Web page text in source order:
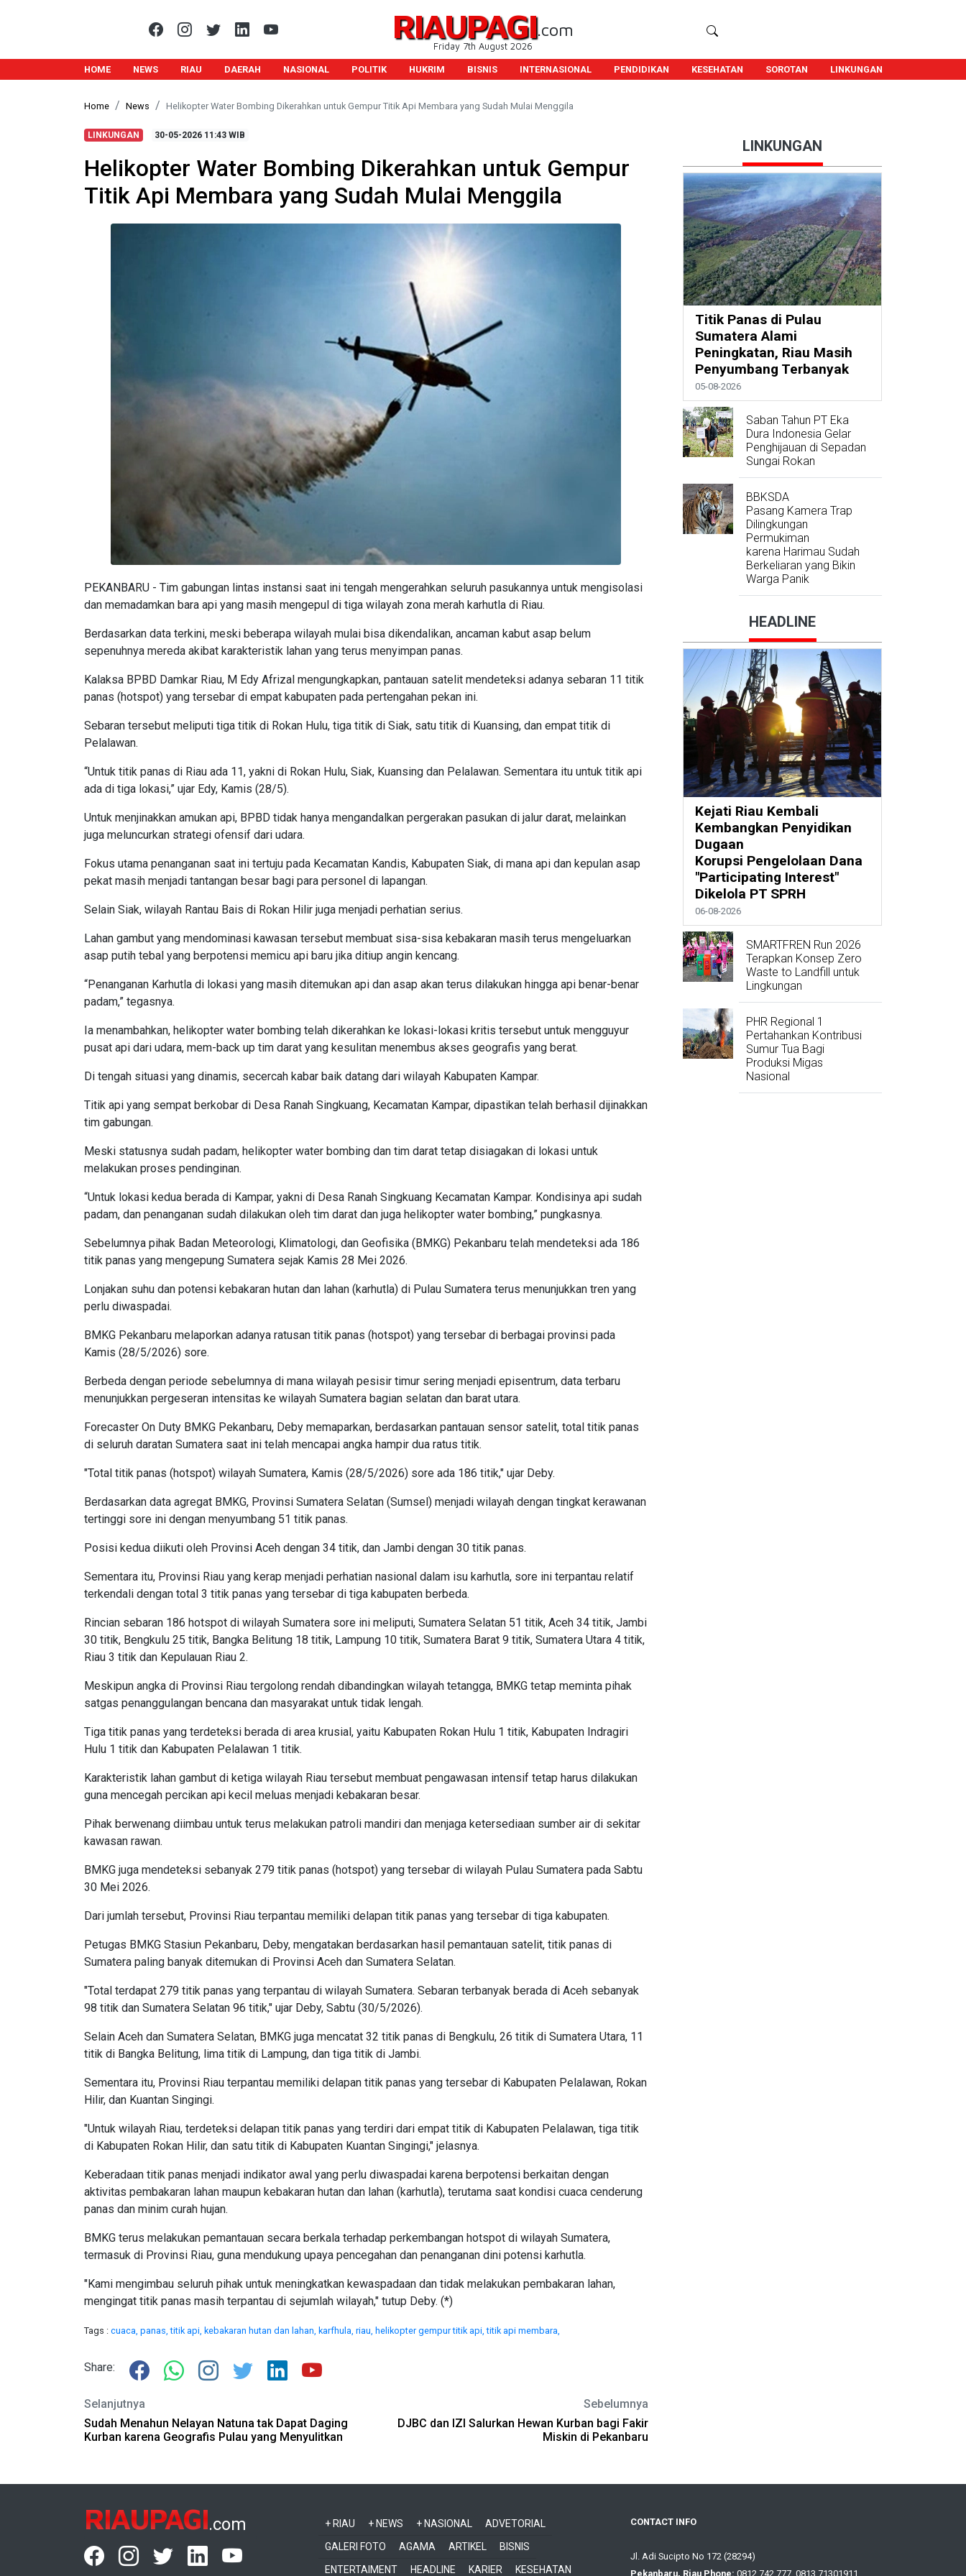
RIAUPAGI.com
Friday 7th August 2026
HOME NEWS RIAU DAERAH NASIONAL POLITIK HUKRIM BISNIS INTERNASIONAL PENDIDIKAN KESEHATAN SOROTAN LINKUNGAN
Home News Helikopter Water Bombing Dikerahkan untuk Gempur Titik Api Membara yang Sudah Mulai Menggila
LINKUNGAN 30-05-2026 11:43 WIB
Helikopter Water Bombing Dikerahkan untuk Gempur
Titik Api Membara yang Sudah Mulai Menggila
PEKANBARU - Tim gabungan lintas instansi saat ini tengah mengerahkan seluruh pasukannya untuk mengisolasi
dan memadamkan bara api yang masih mengepul di tiga wilayah zona merah karhutla di Riau.
Berdasarkan data terkini, meski beberapa wilayah mulai bisa dikendalikan, ancaman kabut asap belum
sepenuhnya mereda akibat karakteristik lahan yang terus menyimpan panas.
Kalaksa BPBD Damkar Riau, M Edy Afrizal mengungkapkan, pantauan satelit mendeteksi adanya sebaran 11 titik
panas (hotspot) yang tersebar di empat kabupaten pada pertengahan pekan ini.
Sebaran tersebut meliputi tiga titik di Rokan Hulu, tiga titik di Siak, satu titik di Kuansing, dan empat titik di
Pelalawan.
“Untuk titik panas di Riau ada 11, yakni di Rokan Hulu, Siak, Kuansing dan Pelalawan. Sementara itu untuk titik api
ada di tiga lokasi,” ujar Edy, Kamis (28/5).
Untuk menjinakkan amukan api, BPBD tidak hanya mengandalkan pergerakan pasukan di jalur darat, melainkan
juga meluncurkan strategi ofensif dari udara.
Fokus utama penanganan saat ini tertuju pada Kecamatan Kandis, Kabupaten Siak, di mana api dan kepulan asap
pekat masih menjadi tantangan besar bagi para personel di lapangan.
Selain Siak, wilayah Rantau Bais di Rokan Hilir juga menjadi perhatian serius.
Lahan gambut yang mendominasi kawasan tersebut membuat sisa-sisa kebakaran masih terus mengeluarkan
asap putih tebal yang berpotensi memicu api baru jika ditiup angin kencang.
“Penanganan Karhutla di lokasi yang masih ditemukan api dan asap akan terus dilakukan hingga api benar-benar
padam,” tegasnya.
Ia menambahkan, helikopter water bombing telah dikerahkan ke lokasi-lokasi kritis tersebut untuk mengguyur
pusat api dari udara, mem-back up tim darat yang kesulitan menembus akses geografis yang berat.
Di tengah situasi yang dinamis, secercah kabar baik datang dari wilayah Kabupaten Kampar.
Titik api yang sempat berkobar di Desa Ranah Singkuang, Kecamatan Kampar, dipastikan telah berhasil dijinakkan
tim gabungan.
Meski statusnya sudah padam, helikopter water bombing dan tim darat tetap disiagakan di lokasi untuk
melakukan proses pendinginan.
“Untuk lokasi kedua berada di Kampar, yakni di Desa Ranah Singkuang Kecamatan Kampar. Kondisinya api sudah
padam, dan penanganan sudah dilakukan oleh tim darat dan juga helikopter water bombing,” pungkasnya.
Sebelumnya pihak Badan Meteorologi, Klimatologi, dan Geofisika (BMKG) Pekanbaru telah mendeteksi ada 186
titik panas yang mengepung Sumatera sejak Kamis 28 Mei 2026.
Lonjakan suhu dan potensi kebakaran hutan dan lahan (karhutla) di Pulau Sumatera terus menunjukkan tren yang
perlu diwaspadai.
BMKG Pekanbaru melaporkan adanya ratusan titik panas (hotspot) yang tersebar di berbagai provinsi pada
Kamis (28/5/2026) sore.
Berbeda dengan periode sebelumnya di mana wilayah pesisir timur sering menjadi episentrum, data terbaru
menunjukkan pergeseran intensitas ke wilayah Sumatera bagian selatan dan barat utara.
Forecaster On Duty BMKG Pekanbaru, Deby memaparkan, berdasarkan pantauan sensor satelit, total titik panas
di seluruh daratan Sumatera saat ini telah mencapai angka hampir dua ratus titik.
"Total titik panas (hotspot) wilayah Sumatera, Kamis (28/5/2026) sore ada 186 titik," ujar Deby.
Berdasarkan data agregat BMKG, Provinsi Sumatera Selatan (Sumsel) menjadi wilayah dengan tingkat kerawanan
tertinggi sore ini dengan menyumbang 51 titik panas.
Posisi kedua diikuti oleh Provinsi Aceh dengan 34 titik, dan Jambi dengan 30 titik panas.
Sementara itu, Provinsi Riau yang kerap menjadi perhatian nasional dalam isu karhutla, sore ini terpantau relatif
terkendali dengan total 3 titik panas yang tersebar di tiga kabupaten berbeda.
Rincian sebaran 186 hotspot di wilayah Sumatera sore ini meliputi, Sumatera Selatan 51 titik, Aceh 34 titik, Jambi
30 titik, Bengkulu 25 titik, Bangka Belitung 18 titik, Lampung 10 titik, Sumatera Barat 9 titik, Sumatera Utara 4 titik,
Riau 3 titik dan Kepulauan Riau 2.
Meskipun angka di Provinsi Riau tergolong rendah dibandingkan wilayah tetangga, BMKG tetap meminta pihak
satgas penanggulangan bencana dan masyarakat untuk tidak lengah.
Tiga titik panas yang terdeteksi berada di area krusial, yaitu Kabupaten Rokan Hulu 1 titik, Kabupaten Indragiri
Hulu 1 titik dan Kabupaten Pelalawan 1 titik.
Karakteristik lahan gambut di ketiga wilayah Riau tersebut membuat pengawasan intensif tetap harus dilakukan
guna mencegah percikan api kecil meluas menjadi kebakaran besar.
Pihak berwenang diimbau untuk terus melakukan patroli mandiri dan menjaga ketersediaan sumber air di sekitar
kawasan rawan.
BMKG juga mendeteksi sebanyak 279 titik panas (hotspot) yang tersebar di wilayah Pulau Sumatera pada Sabtu
30 Mei 2026.
Dari jumlah tersebut, Provinsi Riau terpantau memiliki delapan titik panas yang tersebar di tiga kabupaten.
Petugas BMKG Stasiun Pekanbaru, Deby, mengatakan berdasarkan hasil pemantauan satelit, titik panas di
Sumatera paling banyak ditemukan di Provinsi Aceh dan Sumatera Selatan.
"Total terdapat 279 titik panas yang terpantau di wilayah Sumatera. Sebaran terbanyak berada di Aceh sebanyak
98 titik dan Sumatera Selatan 96 titik," ujar Deby, Sabtu (30/5/2026).
Selain Aceh dan Sumatera Selatan, BMKG juga mencatat 32 titik panas di Bengkulu, 26 titik di Sumatera Utara, 11
titik di Bangka Belitung, lima titik di Lampung, dan tiga titik di Jambi.
Sementara itu, Provinsi Riau terpantau memiliki delapan titik panas yang tersebar di Kabupaten Pelalawan, Rokan
Hilir, dan Kuantan Singingi.
"Untuk wilayah Riau, terdeteksi delapan titik panas yang terdiri dari empat titik di Kabupaten Pelalawan, tiga titik
di Kabupaten Rokan Hilir, dan satu titik di Kabupaten Kuantan Singingi," jelasnya.
Keberadaan titik panas menjadi indikator awal yang perlu diwaspadai karena berpotensi berkaitan dengan
aktivitas pembakaran lahan maupun kebakaran hutan dan lahan (karhutla), terutama saat kondisi cuaca cenderung
panas dan minim curah hujan.
BMKG terus melakukan pemantauan secara berkala terhadap perkembangan hotspot di wilayah Sumatera,
termasuk di Provinsi Riau, guna mendukung upaya pencegahan dan penanganan dini potensi karhutla.
"Kami mengimbau seluruh pihak untuk meningkatkan kewaspadaan dan tidak melakukan pembakaran lahan,
mengingat titik panas masih terpantau di sejumlah wilayah," tutup Deby. (*)
Tags : cuaca, panas,titik api, kebakaran hutan dan lahan, karfhula, riau, helikopter gempur titik api,titik api membara,
Share:
Selanjutnya
Sudah Menahun Nelayan Natuna tak Dapat Daging
Kurban karena Geografis Pulau yang Menyulitkan
Sebelumnya
DJBC dan IZI Salurkan Hewan Kurban bagi Fakir
Miskin di Pekanbaru
LINKUNGAN
Titik Panas di Pulau
Sumatera Alami
Peningkatan, Riau Masih
Penyumbang Terbanyak
05-08-2026
Saban Tahun PT Eka
Dura Indonesia Gelar
Penghijauan di Sepadan
Sungai Rokan
BBKSDA
Pasang Kamera Trap
Dilingkungan
Permukiman
karena Harimau Sudah
Berkeliaran yang Bikin
Warga Panik
HEADLINE
Kejati Riau Kembali
Kembangkan Penyidikan
Dugaan
Korupsi Pengelolaan Dana
"Participating Interest"
Dikelola PT SPRH
06-08-2026
SMARTFREN Run 2026
Terapkan Konsep Zero
Waste to Landfill untuk
Lingkungan
PHR Regional 1
Pertahankan Kontribusi
Sumur Tua Bagi
Produksi Migas
Nasional
RIAUPAGI.com + RIAU + NEWS + NASIONAL
ADVETORIAL
GALERI FOTO
AGAMA ARTIKEL
BISNIS
ENTERTAIMENT
HEADLINE KARIER KESEHATAN
CONTACT INFO
Jl. Adi Sucipto No 172 (28294)
Pekanbaru, Riau Phone: 0812 742 777, 0813 71301911,